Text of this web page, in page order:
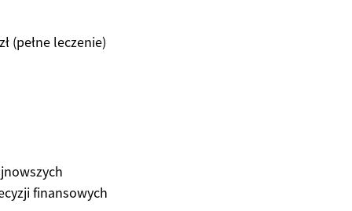
(pełne leczenie)
finansowych